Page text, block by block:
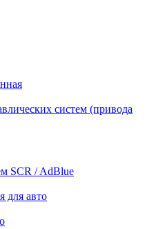
систем (привода
SCR / AdBlue
для авто